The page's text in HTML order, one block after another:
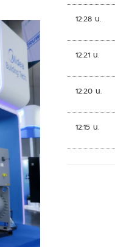
12:28 น.
12:21 น.
12:20 น.
12:15 น.